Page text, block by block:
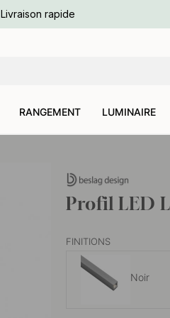
Livraison rapide
RANGEMENT LUMINAIRE
Profil LED
FINITIONS
Noir